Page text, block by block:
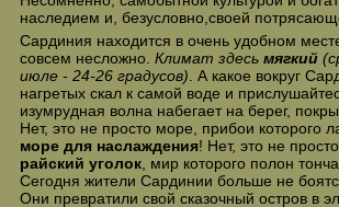
наследием и, безусловно,своей
Сардиния находится в очень удобном
совсем несложно. Климат здесь мягкий
июле - 24-26 градусов) . А какое вокруг
нагретых скал к самой воде и
изумрудная волна набегает на берег,
Нет, это не просто море, прибои которого
море для наслаждения! Нет, это не
райский уголок, мир которого полон
Сегодня жители Сардинии больше не
Они превратили свой сказочный остров в